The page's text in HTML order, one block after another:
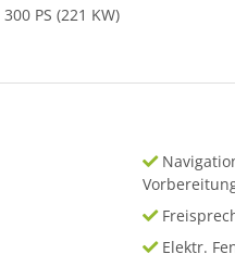
300 PS (221 KW)
Elektr.